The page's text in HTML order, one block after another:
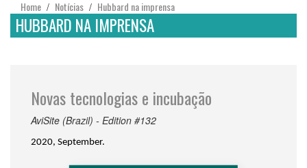
Home / Notícias / Hubbard na imprensa
HUBBARD NA IMPRENSA
Novas tecnologias e incubação
AviSite (Brazil) - Edition #132
2020, September.